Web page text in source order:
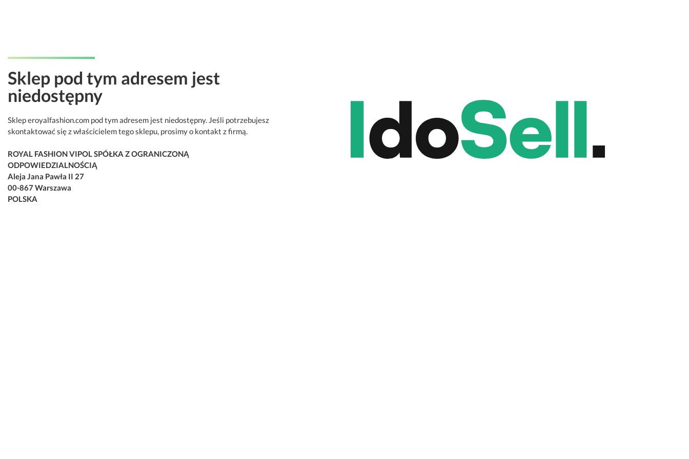
Sklep pod tym adresem jest
niedostępny
Sklep eroyalfashion.com pod tym adresem jest niedostępny. Jeśli potrzebujesz
skontaktować się z właścicielem tego sklepu, prosimy o kontakt z firmą.
ROYAL FASHION VIPOL SPÓŁKA Z OGRANICZONĄ
ODPOWIEDZIALNOŚCIĄ
Aleja Jana Pawła II 27
00-867 Warszawa
POLSKA